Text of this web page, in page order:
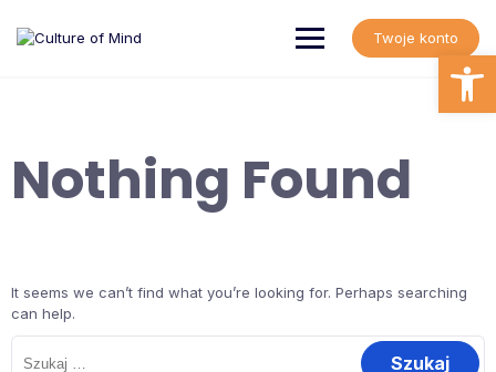
content
Twoje konto
Nothing Found
It seems we can’t find what you’re looking for. Perhaps searching
can help.
Szukaj: